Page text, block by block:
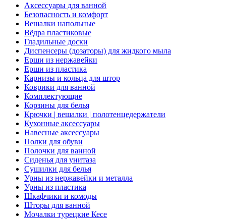
Аксессуары для ванной
Безопасность и комфорт
Вешалки напольные
Вёдра пластиковые
Гладильные доски
Диспенсеры (дозаторы) для жидкого мыла
Ерши из нержавейки
Ерши из пластика
Карнизы и кольца для штор
Коврики для ванной
Комплектующие
Корзины для белья
Крючки | вешалки | полотенцедержатели
Кухонные аксессуары
Навесные аксессуары
Полки для обуви
Полочки для ванной
Сиденья для унитаза
Сушилки для белья
Урны из нержавейки и металла
Урны из пластика
Шкафчики и комоды
Шторы для ванной
Мочалки турецкие Кесе